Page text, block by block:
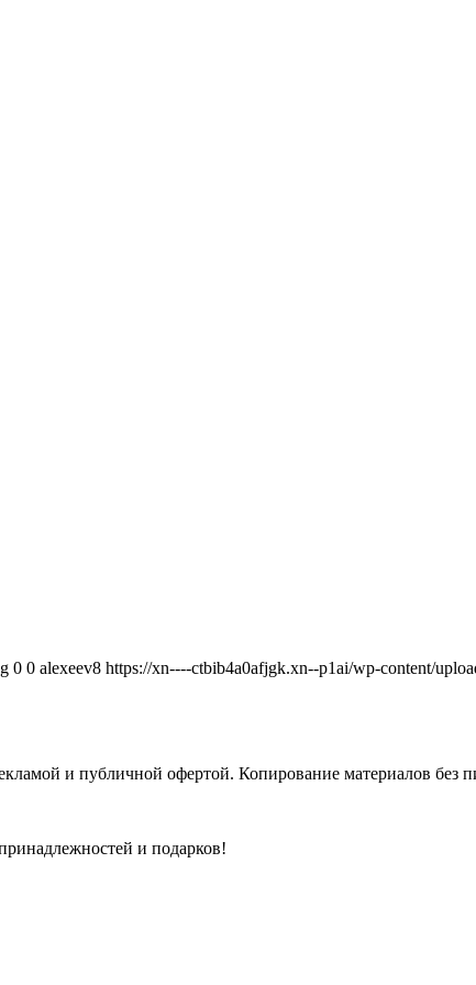
0 0 alexeev8 https://xn----ctbib4a0afjgk.xn--p1ai/wp-content/
и публичной офертой. Копирование материалов без
и подарков!